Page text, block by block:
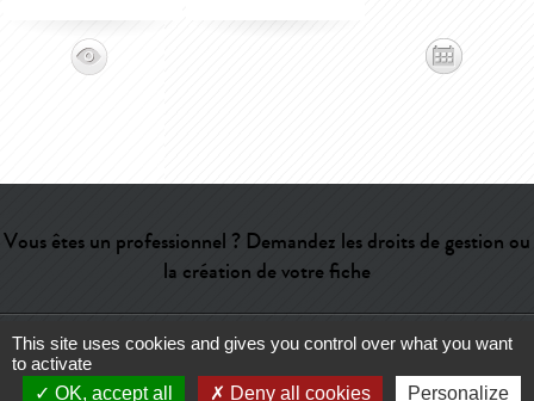
Vous êtes un professionnel ? Demandez les droits de gestion ou
la création de votre fiche
Aide-Contact-Admin-Lexique-CGU-Qui sommes-nous ?-
This site uses cookies and gives you control over what you want
to activate
OK, accept all
Deny all cookies Personalize